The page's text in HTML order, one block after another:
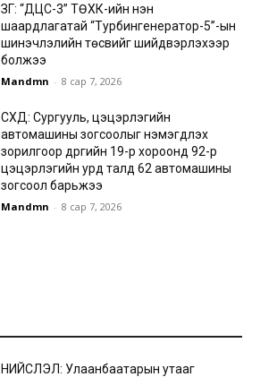
ЗГ: “ДЦС-3” ТӨХК-ийн нэн
шаардлагатай “Турбингенератор-5”-ын
шинэчлэлийн төсвийг шийдвэрлэхээр
болжээ
Mandmn - 8 сар 7, 2026
СХД: Сургууль, цэцэрлэгийн
автомашины зогсоолыг нэмэгдүүлэх
зорилгоор дүүргийн 19-р хороонд 92-р
цэцэрлэгийн урд талд 62 автомашины
зогсоол барьжээ
Mandmn - 8 сар 7, 2026
НИЙСЛЭЛ: Улаанбаатарын утааг